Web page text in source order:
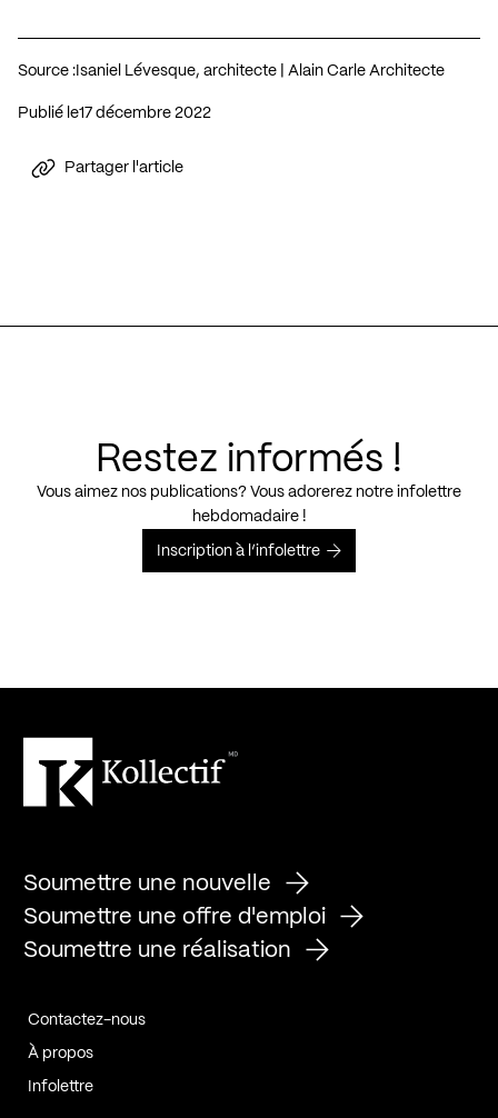
Source : Isaniel Lévesque, architecte | Alain Carle Architecte
Publié le 17 décembre 2022
Partager l'article
Restez informés !
Vous aimez nos publications? Vous adorerez notre infolettre
hebdomadaire !
Inscription à l’infolettre
Soumettre une nouvelle
Soumettre une offre d'emploi
Soumettre une réalisation
Contactez-nous
À propos
Infolettre